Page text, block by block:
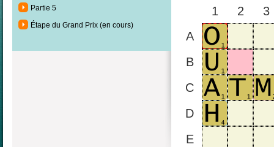
Partie 5
Étape du Grand Prix (en cours)
1 2
3
A
B
C
D
E